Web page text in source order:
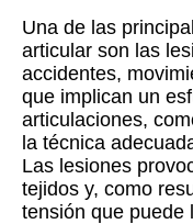
Una de las
articular son las
accidentes,
que implican un
articulaciones,
la técnica
Las lesiones
tejidos y, como
tensión que puede